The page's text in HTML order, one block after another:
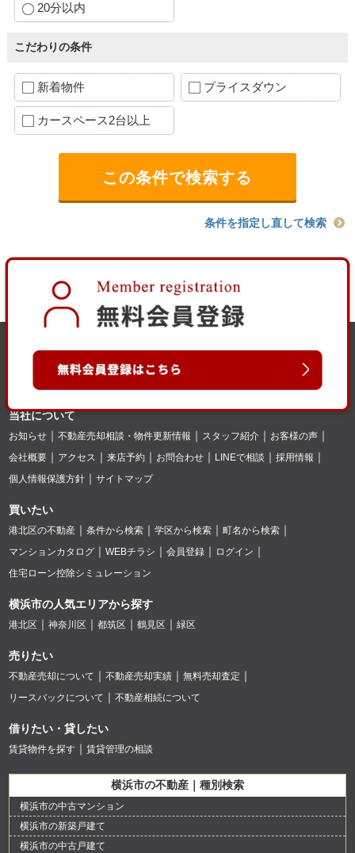
20分以内
こだわりの条件
新着物件 プライスダウン
カースペース2台以上
条件を指定し直して検索
当社について
お知らせ 不動産売却相談・物件更新情報 スタッフ紹介
お客様の声
会社概要
アクセス 来店予約 お問合わせ LINEで相談
採用情報
個人情報保護方針
サイトマップ
買いたい
港北区の不動産 条件から検索 学区から検索
町名から検索
マンションカタログ
WEBチラシ 会員登録
ログイン
住宅ローン控除シミュレーション
横浜市の人気エリアから探す
港北区 神奈川区 都筑区 鶴見区 緑区
売りたい
不動産売却について 不動産売却実績
無料売却査定
リースバックについて
不動産相続について
借りたい・貸したい
賃貸物件を探す 賃貸管理の相談
横浜市の不動産｜種別検索
横浜市の中古マンション
横浜市の新築戸建て
横浜市の中古戸建て